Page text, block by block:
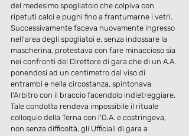
del medesimo spogliatoio che colpiva con
ripetuti calci e pugni fino a frantumarne i vetri.
Successivamente faceva nuovamente ingresso
nell'area degli spogliatoi e, senza indossare la
mascherina, protestava con fare minaccioso sia
nei confronti del Direttore di gara che di un A.A.
ponendosi ad un centimetro dal viso di
entrambi e nella circostanza, spintonava
l'Arbitro con il braccio facendolo indietreggiare.
Tale condotta rendeva impossibile il rituale
colloquio della Terna con l'O.A. e costringeva,
non senza difficoltà, gli Ufficiali di gara a